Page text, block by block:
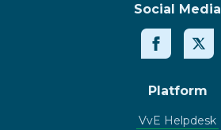
Social Media
Platform
VvE Helpdesk